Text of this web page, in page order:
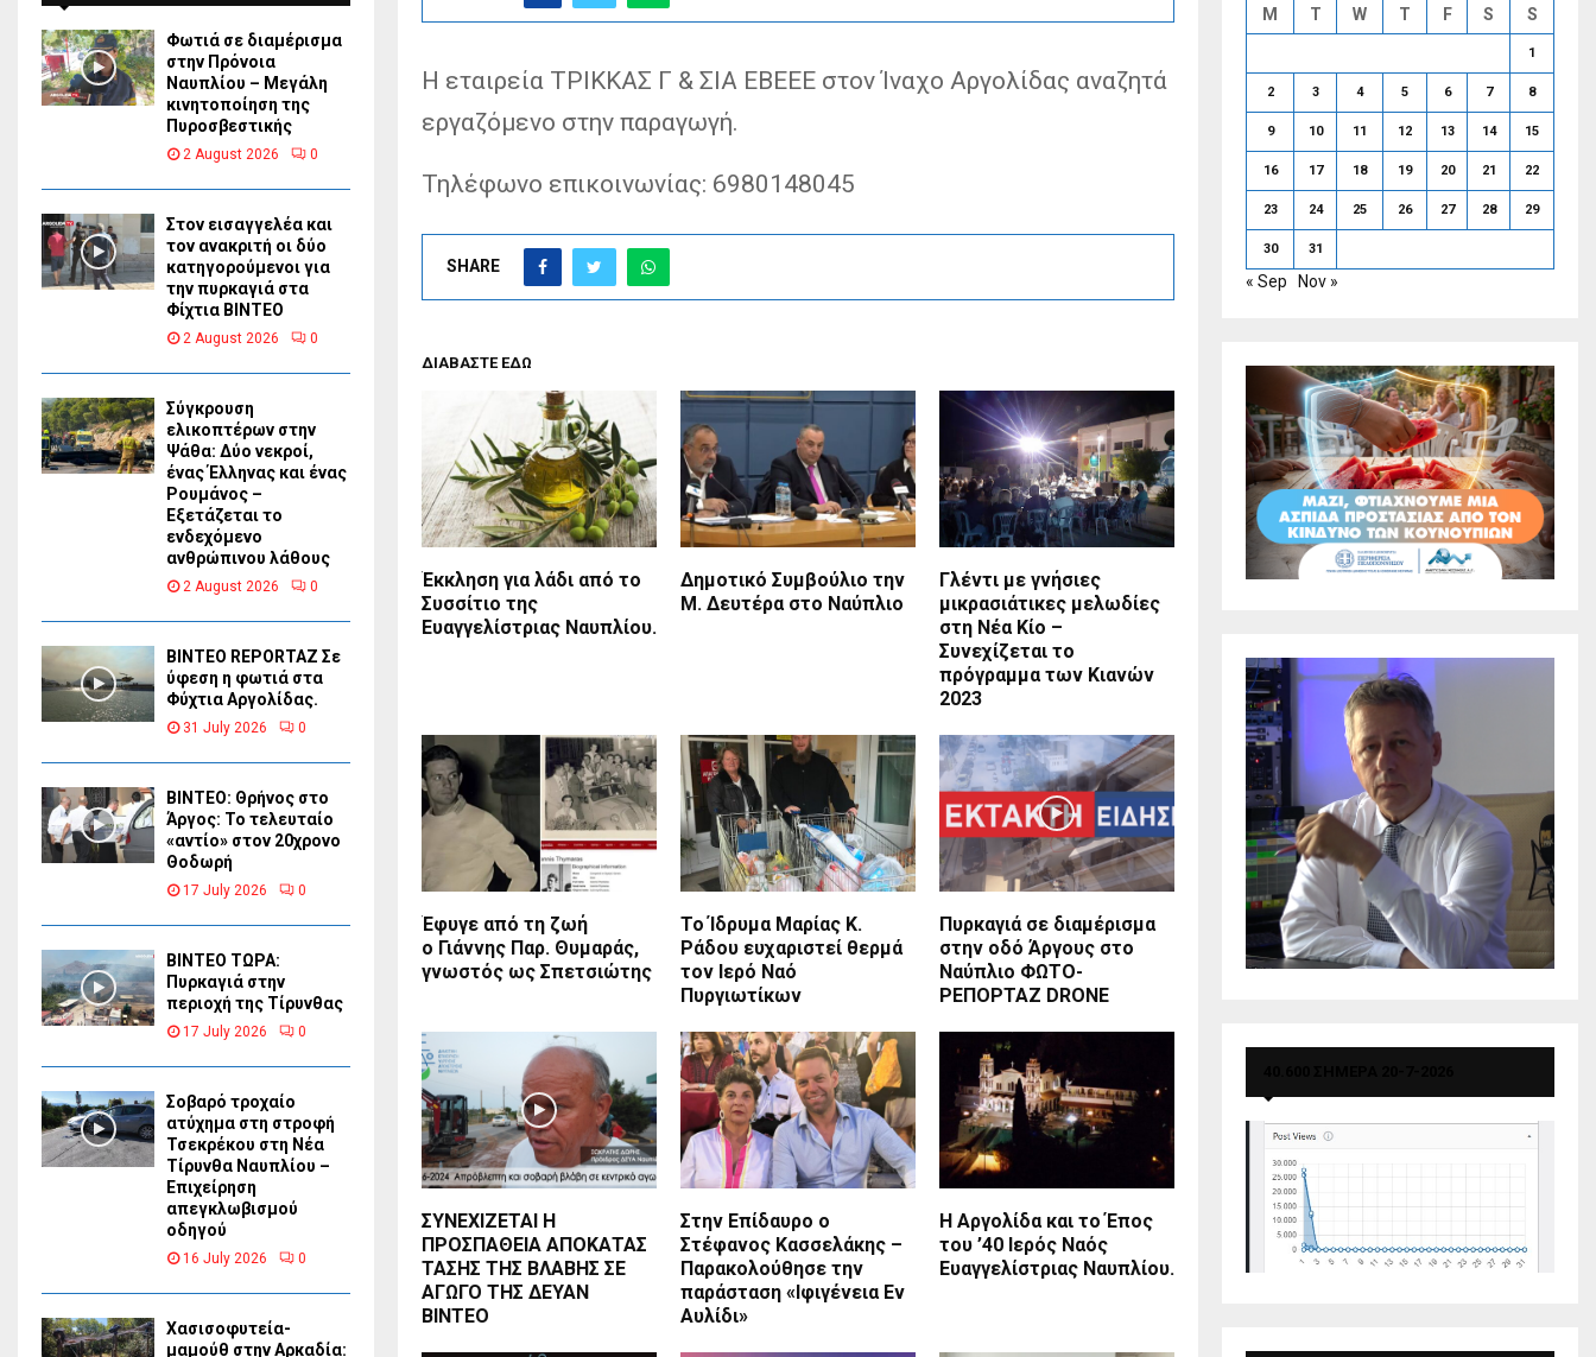
Η εταιρεία ΤΡΙΚΚΑΣ Γ & ΣΙΑ ΕΒΕΕΕ στον Ίναχο Αργολίδας αναζητά
εργαζόμενο στην παραγωγή.
Τηλέφωνο επικοινωνίας: 6980148045
SHARE
ΔΙΑΒΑΣΤΕ ΕΔΩ
Έκκληση για λάδι από το
Συσσίτιο της
Ευαγγελίστριας Ναυπλίου.
Δημοτικό Συμβούλιο την
Μ. Δευτέρα στο Ναύπλιο
Γλέντι με γνήσιες
μικρασιάτικες μελωδίες
στη Νέα Κίο –
Συνεχίζεται το
πρόγραμμα των Κιανών
2023
Έφυγε από τη ζωή
ο Γιάννης Παρ. Θυμαράς,
γνωστός ως Σπετσιώτης
Το Ίδρυμα Μαρίας Κ.
Ράδου ευχαριστεί θερμά
τον Ιερό Ναό
Πυργιωτίκων
Πυρκαγιά σε διαμέρισμα
στην οδό Άργους στο
Ναύπλιο ΦΩΤΟ-
ΡΕΠΟΡΤΑΖ DRONE
ΣΥΝΕΧΙΖΕΤΑΙ Η
ΠΡΟΣΠΑΘΕΙΑ ΑΠΟΚΑΤΑΣ
ΤΑΣΗΣ ΤΗΣ ΒΛΑΒΗΣ ΣΕ
ΑΓΩΓΟ ΤΗΣ ΔΕΥΑΝ
ΒΙΝΤΕΟ
Στην Επίδαυρο ο
Στέφανος Κασσελάκης –
Παρακολούθησε την
παράσταση «Ιφιγένεια Εν
Αυλίδι»
Η Αργολίδα και το Έπος
του ’40 Ιερός Ναός
Ευαγγελίστριας Ναυπλίου.
Φωτιά σε διαμέρισμα
στην Πρόνοια
Ναυπλίου – Μεγάλη
κινητοποίηση της
Πυροσβεστικής
2 August 2026 0
Στον εισαγγελέα και
τον ανακριτή οι δύο
κατηγορούμενοι για
την πυρκαγιά στα
Φίχτια ΒΙΝΤΕΟ
2 August 2026 0
Σύγκρουση
ελικοπτέρων στην
Ψάθα: Δύο νεκροί,
ένας Έλληνας και ένας
Ρουμάνος –
Εξετάζεται το
ενδεχόμενο
ανθρώπινου λάθους
2 August 2026 0
BINTEO REPORTAZ Σε
ύφεση η φωτιά στα
Φύχτια Αργολίδας.
31 July 2026 0
ΒΙΝΤΕΟ: Θρήνος στο
Άργος: Το τελευταίο
«αντίο» στον 20χρονο
Θοδωρή
17 July 2026 0
ΒΙΝΤΕΟ ΤΩΡΑ:
Πυρκαγιά στην
περιοχή της Τίρυνθας
17 July 2026 0
Σοβαρό τροχαίο
ατύχημα στη στροφή
Τσεκρέκου στη Νέα
Τίρυνθα Ναυπλίου –
Επιχείρηση
απεγκλωβισμού
οδηγού
16 July 2026 0
Χασισοφυτεία-
μαμούθ στην Αρκαδία:
M T W T F S S
1
2 3 4 5 6 7 8
9 10 11 12 13 14 15
16 17 18 19 20 21 22
23 24 25 26 27 28 29
30 31
« Sep Nov »